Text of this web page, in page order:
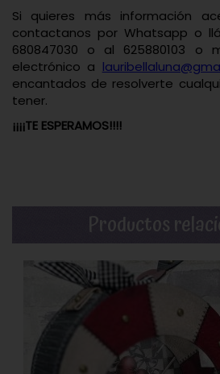
Si quieres más información
contactanos por Whatsapp o
680847030 o al 625880103 o
electrónico a lauri
encantados de resolverte
tener.
¡¡¡¡TE ESPERAMOS!!!!
Productos